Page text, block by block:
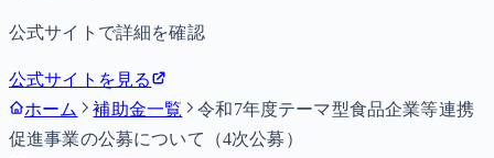
公式サイトで詳細を確認
公式サイトを見る
ホーム
補助金一覧
令和7年度テーマ型食品企業等連携
促進事業の公募について（4次公募）